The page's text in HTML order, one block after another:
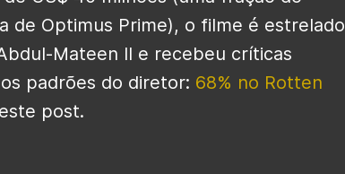
de Optimus Prime), o filme é estrelado
Mateen II e recebeu críticas
padrões do diretor: 68% no Rotten
post.